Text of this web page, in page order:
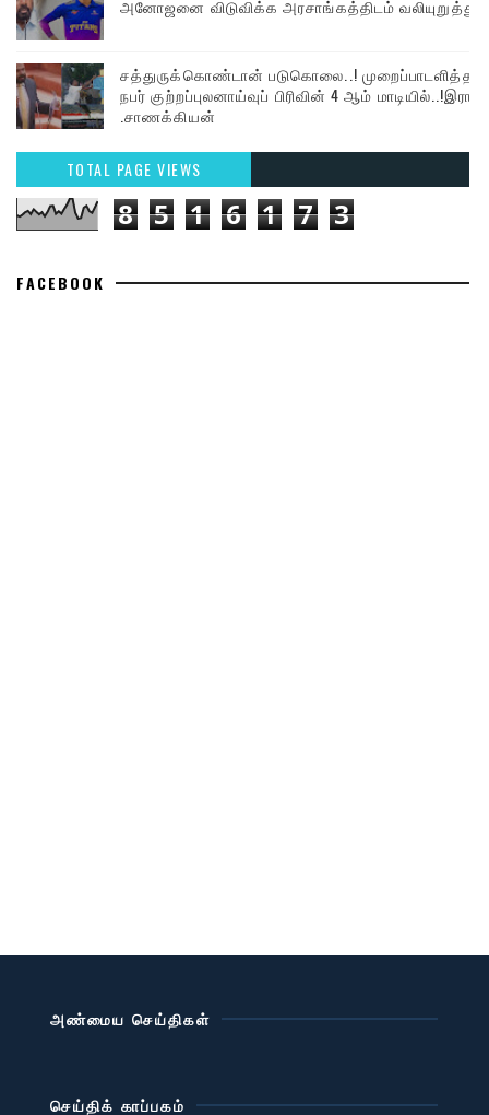
அனோஜனை விடுவிக்க அரசாங்கத்திடம் வலியுறுத்து
சத்துருக்கொண்டான் படுகொலை..! முறைப்பாடளித்த
நபர் குற்றப்புலனாய்வுப் பிரிவின் 4 ஆம் மாடியில்..!இரா
.சாணக்கியன்
TOTAL PAGE VIEWS
8 5 1 6 1 7 3
FACEBOOK
அண்மைய செய்திகள்
செய்திக் காப்பகம்